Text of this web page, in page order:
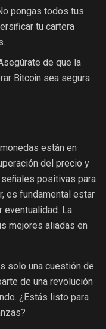
pongas todos tus
tu cartera
de que la
Bitcoin sea segura
están en
del precio y
positivas para
es fundamental estar
eventualidad. La
mejores aliadas en
solo una cuestión de
de una revolución
¿Estás listo para